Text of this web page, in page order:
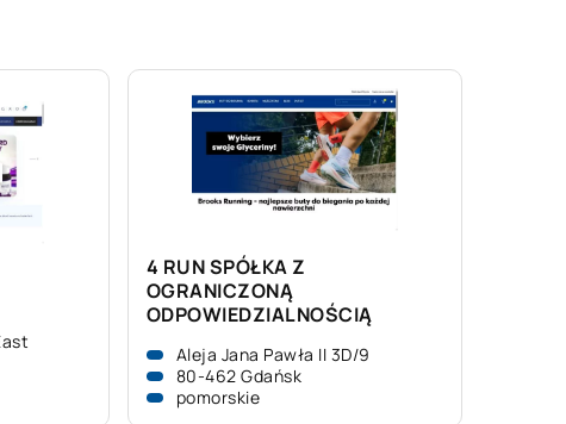
4 RUN SPÓŁKA Z
OGRANICZONĄ
ODPOWIEDZIALNOŚCIĄ
Aleja Jana Pawła II 3D/9
80-462 Gdańsk
pomorskie